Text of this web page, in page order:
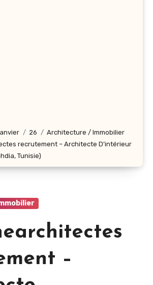
26
Architecture / Immobilier
recrutement – Architecte D’intérieur
Tunisie)
–